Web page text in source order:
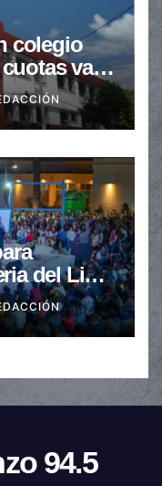
colegio
van
del Libro
94.5